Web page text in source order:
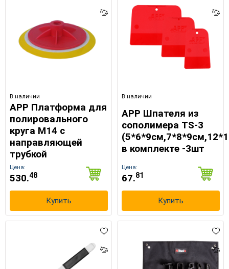
В наличии
APP Платформа для
полировального
круга М14 с
направляющей
трубкой
Цена:
530.48
Купить
В наличии
APP Шпателя из
сополимера TS-3
в комплекте -3шт
Цена:
67.81
Купить